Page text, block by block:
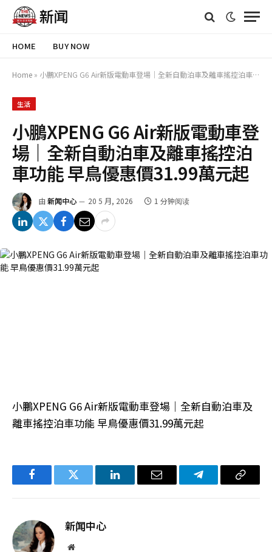
HOME BUY NOW
Home » 小鵬XPENG G6 Air新版電動車登場｜全新自動泊車及離車搖控泊車功能 早鳥優惠價31.99萬元起
生活
小鵬XPENG G6 Air新版電動車登
場｜全新自動泊車及離車搖控泊
車功能 早鳥優惠價31.99萬元起
由 新闻中心 20 5 月, 2026 1 分钟阅读
小鵬XPENG G6 Air新版電動車登場｜全新自動泊車及
離車搖控泊車功能 早鳥優惠價31.99萬元起
FacebookTwitter LinkedIn电
Telegram复
新闻中心
网